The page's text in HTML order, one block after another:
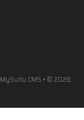
MySuitu CMS • © 2026